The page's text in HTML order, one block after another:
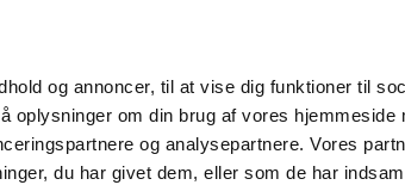
og annoncer, til at vise dig funktioner til
oplysninger om din brug af vores hjemmeside
og analysepartnere. Vores
du har givet dem, eller som de har